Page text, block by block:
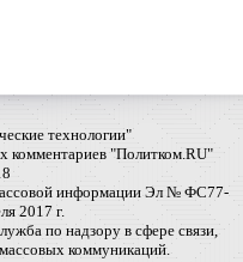
технологии"
комментариев "Политком.RU"
информации Эл № ФС77-
2017 г.
по надзору в сфере связи,
коммуникаций.